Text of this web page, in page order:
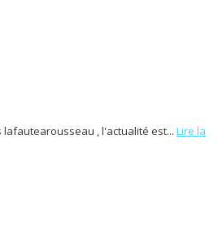
, l'actualité est... Lire la